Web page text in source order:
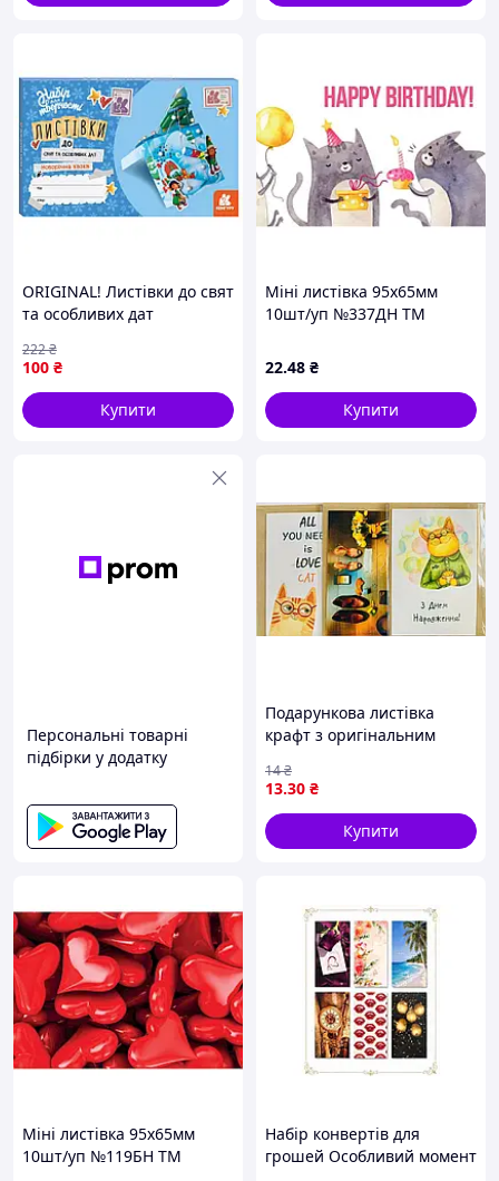
ORIGINAL! Листівки до свят
та особливих дат
з інструкцією - Якість!
Гарантія! MegaTorg.com.ua
100 ₴
222₴
Купити
Міні листівка 95х65мм
10шт/уп №337ДН ТМ
22.48 ₴
Купити
Персональні товарні
підбірки у додатку
Подарункова листівка
крафт з оригінальним
13.30 ₴
14₴
Купити
Міні листівка 95х65мм
10шт/уп №119БН ТМ
Набір конвертів для
грошей Особливий момент